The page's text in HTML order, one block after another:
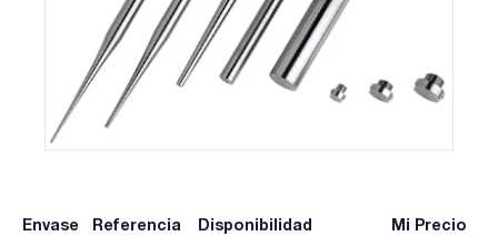
Envase Referencia Disponibilidad Mi Precio